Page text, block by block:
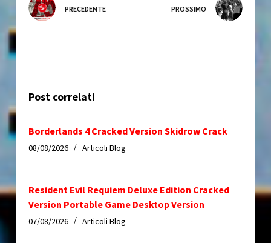
PRECEDENTE PROSSIMO
Post correlati
Borderlands 4 Cracked Version Skidrow Crack
08/08/2026 Articoli Blog
Resident Evil Requiem Deluxe Edition Cracked
Version Portable Game Desktop Version
07/08/2026 Articoli Blog